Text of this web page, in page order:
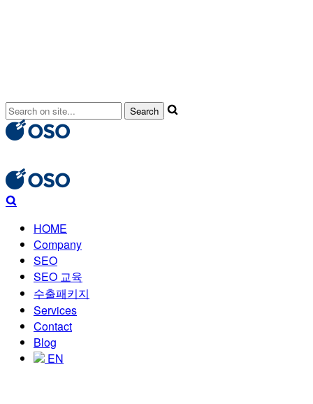
HOME
Company
SEO
SEO 교육
수출패키지
Services
Contact
Blog
EN